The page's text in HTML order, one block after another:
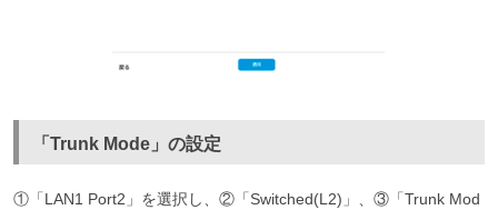
「Trunk Mode」の設定
①「LAN1 Port2」を選択し、②「Switched(L2)」、③「Trunk Mod